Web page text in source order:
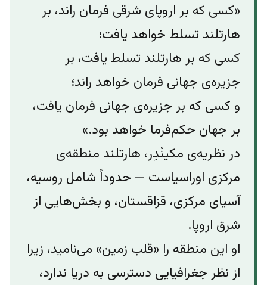
«کسی که بر اروپای شرقی فرمان راند، بر
هارتلند تسلط خواهد یافت؛
کسی که بر هارتلند تسلط یافت، بر
جزیره‌ی جهانی فرمان خواهد راند؛
و کسی که بر جزیره‌ی جهانی فرمان یافت،
بر جهان حکم‌فرما خواهد بود.»
در نظریه‌ی مکینْدِر، هارتلند منطقه‌ی
مرکزی اوراسیاست — حدوداً شامل روسیه،
آسیای مرکزی، قزاقستان، و بخش‌هایی از
شرق اروپا.
او این منطقه را «قلب زمین» می‌نامید، زیرا
از نظر جغرافیایی دسترسی به دریا ندارد،